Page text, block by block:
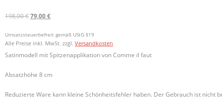
198,00€Ursprünglicher
war:
198,00 €
79,00€Aktueller
ist:
79,00 €.
Umsatzsteuerbefreit gemäß UStG §19
Alle Preise inkl. MwSt. zzgl. Versandkosten
Satinmodell mit Spitzenapplikation von Comme il faut
Absatzhöhe 8 cm
Reduzierte Ware kann kleine Schönheitsfehler haben. Der Gebrauch ist nicht